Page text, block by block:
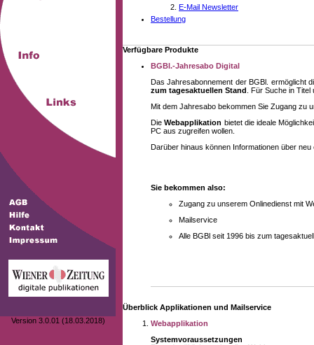
Version 3.0.01 (18.03.2018)
E-Mail Newsletter
Bestellung
Verfügbare Produkte
BGBl.-Jahresabo Digital
Das Jahresabonnement der BGBl. ermöglicht
zum tagesaktuellen Stand . Für Suche in
Mit dem Jahresabo bekommen Sie Zugang zu
DieWebapplikation bietet die ideale
PC aus zugreifen wollen.
Darüber hinaus können Informationen über
Sie bekommen also:
Zugang zu unserem Onlinedienst mit
Mailservice
Alle BGBl seit 1996 bis zum
Überblick Applikationen und Mailservice
Webapplikation
Systemvoraussetzungen